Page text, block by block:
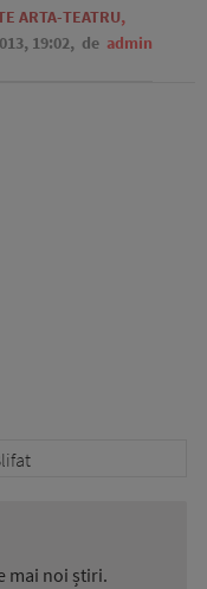
ARTA-TEATRU,
19:02, de admin
mai noi știri.